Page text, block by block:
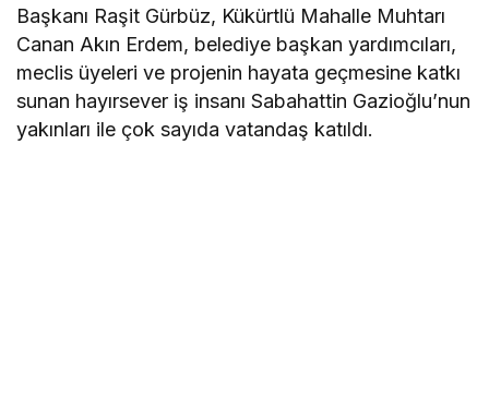
Başkanı Raşit Gürbüz, Kükürtlü Mahalle Muhtarı
Canan Akın Erdem, belediye başkan yardımcıları,
meclis üyeleri ve projenin hayata geçmesine katkı
sunan hayırsever iş insanı Sabahattin Gazioğlu’nun
yakınları ile çok sayıda vatandaş katıldı.